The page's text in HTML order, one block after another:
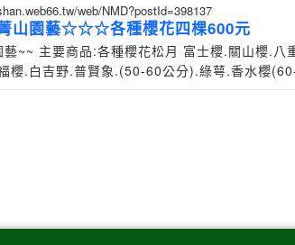
web/NMD?postId=398137
園藝☆☆☆各種櫻花四棵600元
藝~~ 主要商品:各種櫻花松月 富士櫻.關山櫻.八
櫻.白吉野.普賢象.(50-60公分).綠萼.香水櫻
數量不多..